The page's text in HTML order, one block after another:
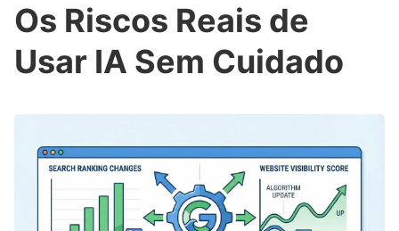
Os Riscos Reais de
Usar IA Sem Cuidado